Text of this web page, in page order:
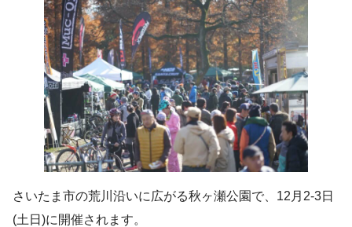
さいたま市の荒川沿いに広がる秋ヶ瀬公園で、12月2-3日
(土日)に開催されます。